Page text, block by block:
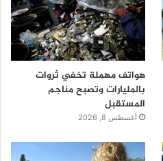
هواتف مهملة تخفي ثروات
بالمليارات وتصبح مناجم
المستقبل
أغسطس 8, 2026